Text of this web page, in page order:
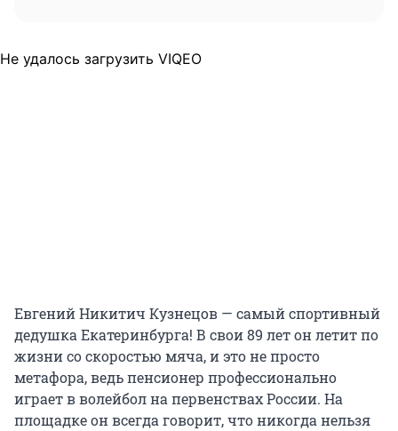
Не удалось загрузить VIQEO
Евгений Никитич Кузнецов — самый спортивный
дедушка Екатеринбурга! В свои 89 лет он летит по
жизни со скоростью мяча, и это не просто
метафора, ведь пенсионер профессионально
играет в волейбол на первенствах России. На
площадке он всегда говорит, что никогда нельзя